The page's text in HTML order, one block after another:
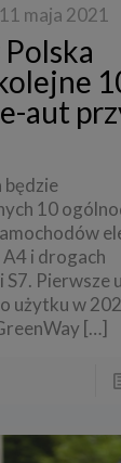
11 maja 2021
aut
będzie
10
i drogach
S7. Pierwsze
użytku w
[…]